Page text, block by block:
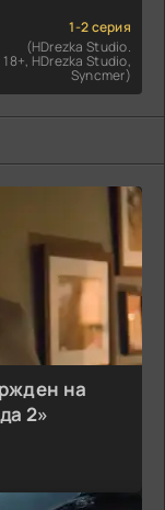
1-2 серия
(HDrezka Studio.
18+, HDrezka Studio,
Syncmer)
на
2»